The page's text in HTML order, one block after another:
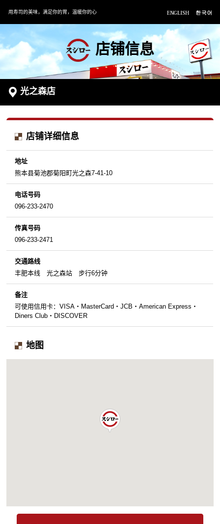
用寿司的美味，满足你的胃，温暖你的心
店铺信息
光之森店
店铺详细信息
地址
熊本县菊池郡菊阳町光之森7-41-10
电话号码
096-233-2470
传真号码
096-233-2471
交通路线
丰肥本线 光之森站 步行6分钟
备注
可使用信用卡：VISA・MasterCard・JCB・American Express・
Diners Club・DISCOVER
地图